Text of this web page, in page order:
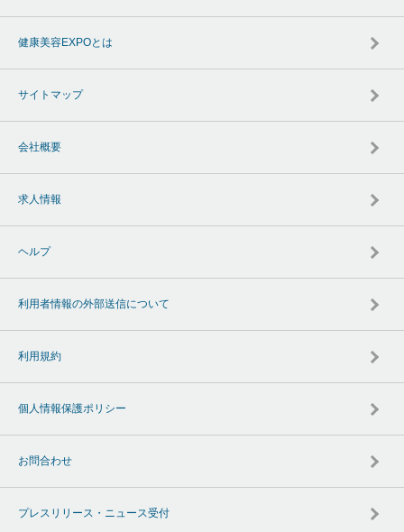
健康美容EXPOとは
サイトマップ
会社概要
求人情報
ヘルプ
利用者情報の外部送信について
利用規約
個人情報保護ポリシー
お問合わせ
プレスリリース・ニュース受付